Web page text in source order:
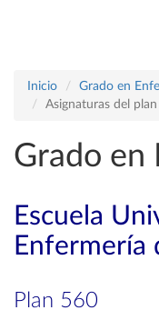
Inicio
Grado en
Asignaturas del
Grado en
Escuela
Enfermería
Plan 560